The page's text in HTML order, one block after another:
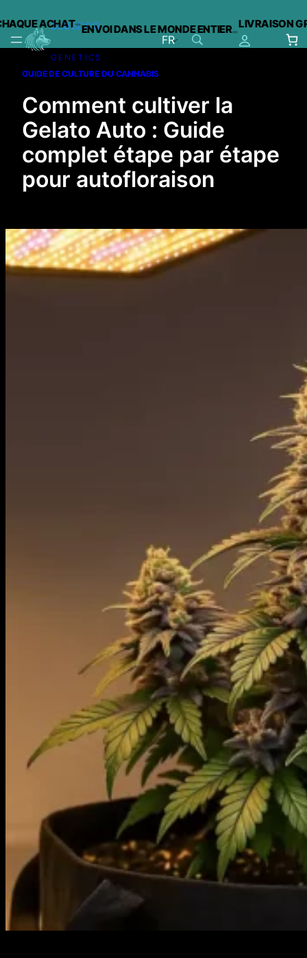
contenu
ACHAT-ENVOI DANS LE MONDE ENTIER-LIVRAISON
BLUEDOG
GENETICS
FR
GUIDE DE CULTURE DU CANNABIS
Comment cultiver la
Gelato Auto : Guide
complet étape par étape
pour autofloraison